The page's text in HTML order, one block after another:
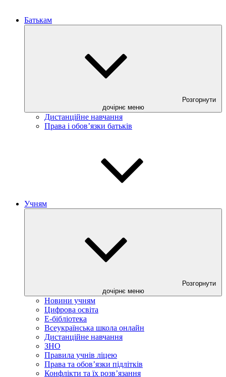
Батькам
Розгорнути
дочірнє меню
Дистанційне навчання
Права і обов’язки батьків
Учням
Розгорнути
дочірнє меню
Новини учням
Цифрова освіта
E-бібліотека
Всеукраїнська школа онлайн
Дистанційне навчання
ЗНО
Правила учнів ліцею
Права та обов’язки підлітків
Конфлікти та їх розв’язання